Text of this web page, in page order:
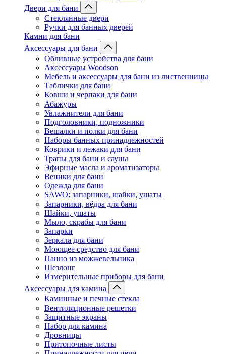
Двери для бани
Стеклянные двери
Ручки для банных дверей
Камни для бани
Аксессуары для бани
Обливные устройства для бани
Аксессуары Woodson
Мебель и аксессуары для бани из лиственницы
Таблички для бани
Ковши и черпаки для бани
Абажуры
Увлажнители для бани
Подголовники, подножники
Вешалки и полки для бани
Наборы банных принадлежностей
Коврики и лежаки для бани
Трапы для бани и сауны
Эфирные масла и ароматизаторы
Веники для бани
Одежда для бани
SAWO: запарники, шайки, ушаты
Запарники, вёдра для бани
Шайки, ушаты
Мыло, скрабы для бани
Запарки
Зеркала для бани
Моющее средство для бани
Панно из можжевельника
Шезлонг
Измерительные приборы для бани
Аксессуары для камина
Каминные и печные стекла
Вентиляционные решетки
Защитные экраны
Набор для камина
Дровницы
Притопочные листы